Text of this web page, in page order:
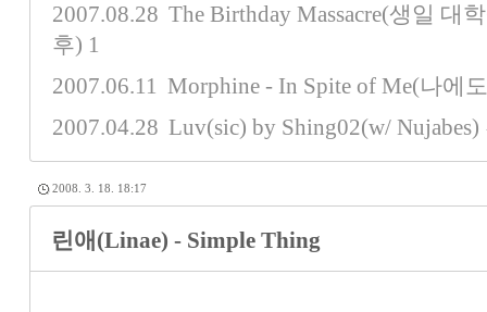
2007.08.28 The Birthday Massacre(생일 대
후) 1
2007.06.11 Morphine - In Spite of Me(나에
2007.04.28 Luv(sic) by Shing02(w/
2008. 3. 18. 18:17
린애(Linae) - Simple Thing